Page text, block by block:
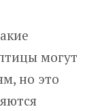
могут
но это